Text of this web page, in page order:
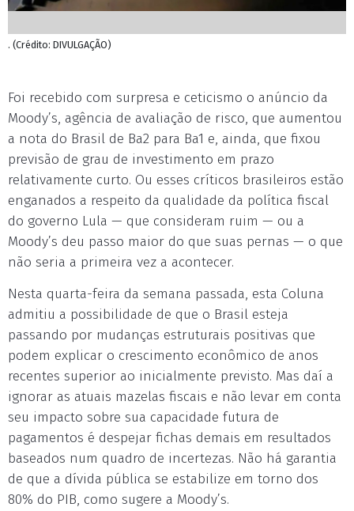
. (Crédito: DIVULGAÇÃO)
Foi recebido com surpresa e ceticismo o anúncio da
Moody’s, agência de avaliação de risco, que aumentou
a nota do Brasil de Ba2 para Ba1 e, ainda, que fixou
previsão de grau de investimento em prazo
relativamente curto. Ou esses críticos brasileiros estão
enganados a respeito da qualidade da política fiscal
do governo Lula — que consideram ruim — ou a
Moody’s deu passo maior do que suas pernas — o que
não seria a primeira vez a acontecer.
Nesta quarta-feira da semana passada, esta Coluna
admitiu a possibilidade de que o Brasil esteja
passando por mudanças estruturais positivas que
podem explicar o crescimento econômico de anos
recentes superior ao inicialmente previsto. Mas daí a
ignorar as atuais mazelas fiscais e não levar em conta
seu impacto sobre sua capacidade futura de
pagamentos é despejar fichas demais em resultados
baseados num quadro de incertezas. Não há garantia
de que a dívida pública se estabilize em torno dos
80% do PIB, como sugere a Moody’s.